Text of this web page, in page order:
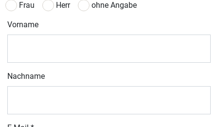
Frau
Herr ohne Angabe
Vorname
Nachname